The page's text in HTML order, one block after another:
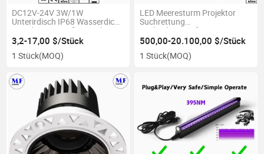
DC12V-24V 3W/1W
Unterirdisch IP68 Wasserdicht
Eingelassene Außen Deck RGB
LED Einbau Bodenlicht für
Garten Landschaft
Schwimmbecken Beleuchtung
3,2-17,00 $/Stück
1 Stück(MOQ)
LED Meeresturm Projektor
Suchrettung
Suchscheinwerfer IP66 Marine
Boot Schiff Himmelstrahl
300W 400W 500W 600W
Projektionsdistanz 2km 3km
500,00-20.100,00 $/Stück
1 Stück(MOQ)